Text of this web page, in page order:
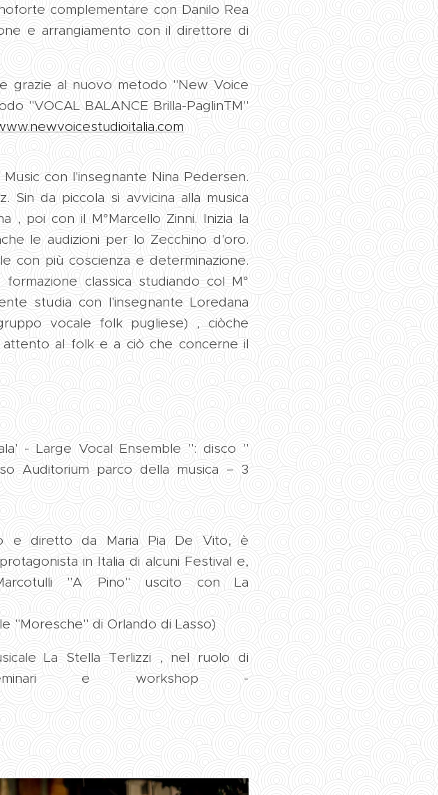
complementare con Danilo Rea
e arrangiamento con il direttore di
grazie al nuovo metodo "New Voice
"VOCAL BALANCE Brilla-PaglinTM"
con l'insegnante Nina Pedersen.
da piccola si avvicina alla musica
, poi con il M°Marcello Zinni. Inizia la
le audizioni per lo Zecchino d'oro.
con più coscienza e determinazione.
classica studiando col M°
studia con l'insegnante Loredana
vocale folk pugliese) , ciòche
al folk e a ciò che concerne il
- Large Vocal Ensemble ": disco "
Auditorium parco della musica – 3
e diretto da Maria Pia De Vito, è
in Italia di alcuni Festival e,
"A Pino" uscito con La
"Moresche" di Orlando di Lasso)
La Stella Terlizzi , nel ruolo di
e workshop -